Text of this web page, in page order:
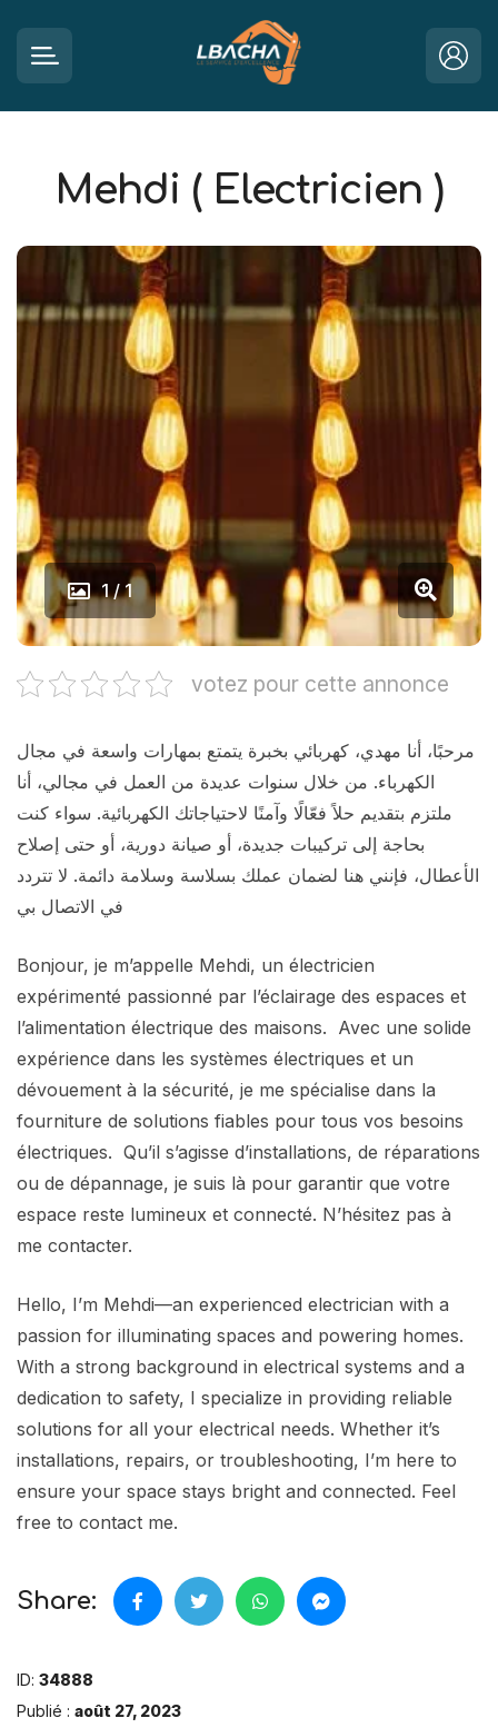
Mehdi ( Electricien )
1 / 1
votez pour cette annonce
مرحبًا، أنا مهدي، كهربائي بخبرة يتمتع بمهارات واسعة في مجال
الكهرباء. من خلال سنوات عديدة من العمل في مجالي، أنا
ملتزم بتقديم حلاً فعّالًا وآمنًا لاحتياجاتك الكهربائية. سواء كنت
بحاجة إلى تركيبات جديدة، أو صيانة دورية، أو حتى إصلاح
الأعطال، فإنني هنا لضمان عملك بسلاسة وسلامة دائمة. لا تتردد
في الاتصال بي
Bonjour, je m’appelle Mehdi, un électricien
expérimenté passionné par l’éclairage des espaces et
l’alimentation électrique des maisons. Avec une solide
expérience dans les systèmes électriques et un
dévouement à la sécurité, je me spécialise dans la
fourniture de solutions fiables pour tous vos besoins
électriques. Qu’il s’agisse d’installations, de réparations
ou de dépannage, je suis là pour garantir que votre
espace reste lumineux et connecté. N’hésitez pas à
me contacter.
Hello, I’m Mehdi—an experienced electrician with a
passion for illuminating spaces and powering homes.
With a strong background in electrical systems and a
dedication to safety, I specialize in providing reliable
solutions for all your electrical needs. Whether it’s
installations, repairs, or troubleshooting, I’m here to
ensure your space stays bright and connected. Feel
free to contact me.
Share:
ID: 34888
Publié : août 27, 2023